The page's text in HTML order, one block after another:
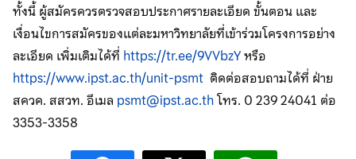
ทั้งนี้ ผู้สมัครควรตรวจสอบประกาศรายละเอียด ขั้นตอน และ
เงื่อนไขการสมัครของแต่ละมหาวิทยาลัยที่เข้าร่วมโครงการอย่าง
ละเอียด เพิ่มเติมได้ที่ https://tr.ee/9VVbzYหรือ
https://www.ipst.ac.th/unit-psmt ติดต่อสอบถามได้ที่ ฝ่าย
สควค. สสวท. อีเมล psmt@ipst.ac.thโทร. 0 239 24041 ต่อ
3353-3358